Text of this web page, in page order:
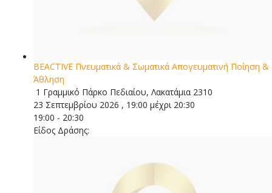
BEACTIVE Πνευματικά & Σωματικά Απογευματινή Ποίηση &
Άθληση
1 Γραμμικό Πάρκο Πεδιαίου, Λακατάμια 2310
23 Σεπτεμβρίου 2026 , 19:00 μέχρι 20:30
19:00 - 20:30
Είδος Δράσης: